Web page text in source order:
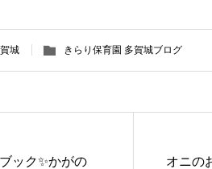
城 きらり保育園 多賀城ブログ
ック✨かがの